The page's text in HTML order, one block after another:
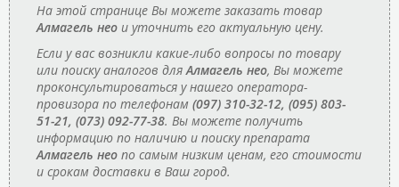
На этой странице Вы можете заказать товар
Алмагель нео и уточнить его актуальную цену.
Если у вас возникли какие-либо вопросы по товару
или поиску аналогов дляАлмагель нео, Вы можете
проконсультироваться у нашего оператора-
провизора по телефонам (097) 310-32-12, (095) 803-
51-21, (073) 092-77-38. Вы можете получить
информацию по наличию и поиску препарата
Алмагель нео по самым низким ценам, его стоимости
и срокам доставки в Ваш город.